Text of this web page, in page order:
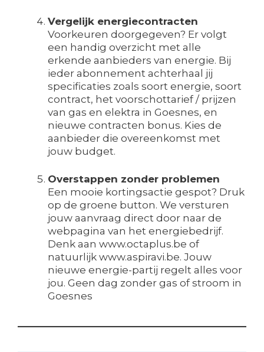
Vergelijk energiecontracten
Voorkeuren doorgegeven? Er volgt
een handig overzicht met alle
erkende aanbieders van energie. Bij
ieder abonnement achterhaal jij
specificaties zoals soort energie, soort
contract, het voorschottarief / prijzen
van gas en elektra in Goesnes, en
nieuwe contracten bonus. Kies de
aanbieder die overeenkomst met
jouw budget.
Overstappen zonder problemen
Een mooie kortingsactie gespot? Druk
op de groene button. We versturen
jouw aanvraag direct door naar de
webpagina van het energiebedrijf.
Denk aan www.octaplus.be of
natuurlijk www.aspiravi.be. Jouw
nieuwe energie-partij regelt alles voor
jou. Geen dag zonder gas of stroom in
Goesnes